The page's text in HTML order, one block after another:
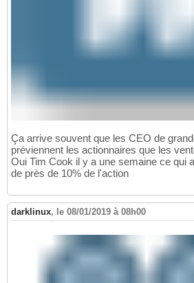
Ça arrive souvent que les CEO de
préviennent les actionnaires que les
Oui Tim Cook il y a une semaine ce qui
de près de 10% de l'action
darklinux, le 08/01/2019 à 08h00